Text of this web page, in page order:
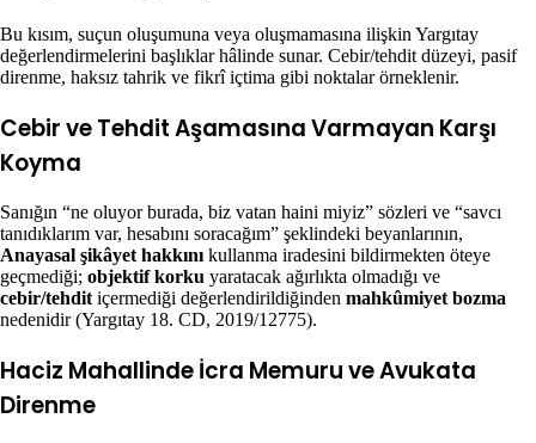
Bu kısım, suçun oluşumuna veya oluşmamasına ilişkin Yargıtay
değerlendirmelerini başlıklar hâlinde sunar. Cebir/tehdit düzeyi, pasif
direnme, haksız tahrik ve fikrî içtima gibi noktalar örneklenir.
Cebir ve Tehdit Aşamasına Varmayan Karşı
Koyma
Sanığın “ne oluyor burada, biz vatan haini miyiz” sözleri ve “savcı
tanıdıklarım var, hesabını soracağım” şeklindeki beyanlarının,
Anayasal şikâyet hakkını kullanma iradesini bildirmekten öteye
geçmediği; objektif korku yaratacak ağırlıkta olmadığı ve
cebir/tehdit içermediği değerlendirildiğinden mahkûmiyet bozma
nedenidir (Yargıtay 18. CD, 2019/12775).
Haciz Mahallinde İcra Memuru ve Avukata
Direnme